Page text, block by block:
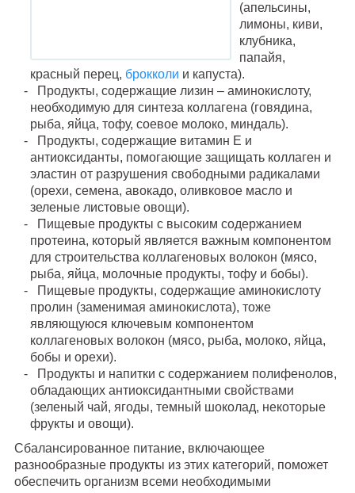
(апельсины,
лимоны, киви,
клубника,
папайя,
красный перец, брокколи и капуста).
Продукты, содержащие лизин – аминокислоту,
необходимую для синтеза коллагена (говядина,
рыба, яйца, тофу, соевое молоко, миндаль).
Продукты, содержащие витамин E и
антиоксиданты, помогающие защищать коллаген и
эластин от разрушения свободными радикалами
(орехи, семена, авокадо, оливковое масло и
зеленые листовые овощи).
Пищевые продукты с высоким содержанием
протеина, который является важным компонентом
для строительства коллагеновых волокон (мясо,
рыба, яйца, молочные продукты, тофу и бобы).
Пищевые продукты, содержащие аминокислоту
пролин (заменимая аминокислота), тоже
являющуюся ключевым компонентом
коллагеновых волокон (мясо, рыба, молоко, яйца,
бобы и орехи).
Продукты и напитки с содержанием полифенолов,
обладающих антиоксидантными свойствами
(зеленый чай, ягоды, темный шоколад, некоторые
фрукты и овощи).
Сбалансированное питание, включающее
разнообразные продукты из этих категорий, поможет
обеспечить организм всеми необходимыми